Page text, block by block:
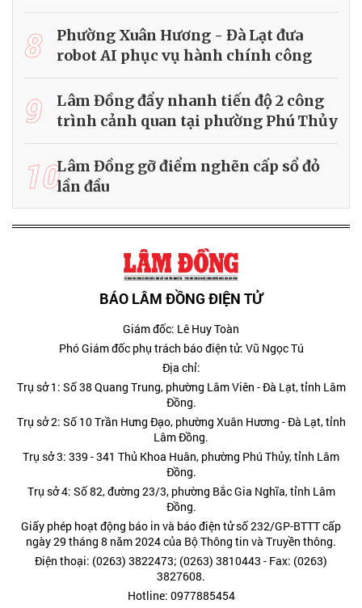
8
Phường Xuân Hương - Đà Lạt đưa
robot AI phục vụ hành chính công
9
Lâm Đồng đẩy nhanh tiến độ 2 công
trình cảnh quan tại phường Phú Thủy
10Lâm Đồng gỡ điểm nghẽn cấp sổ đỏ
lần đầu
BÁO LÂM ĐỒNG ĐIỆN TỬ
Giám đốc: Lê Huy Toàn
Phó Giám đốc phụ trách báo điện tử: Vũ Ngọc Tú
Địa chỉ:
Trụ sở 1: Số 38 Quang Trung, phường Lâm Viên - Đà Lạt, tỉnh Lâm
Đồng.
Trụ sở 2: Số 10 Trần Hưng Đạo, phường Xuân Hương - Đà Lạt, tỉnh
Lâm Đồng.
Trụ sở 3: 339 - 341 Thủ Khoa Huân, phường Phú Thủy, tỉnh Lâm
Đồng.
Trụ sở 4: Số 82, đường 23/3, phường Bắc Gia Nghĩa, tỉnh Lâm
Đồng.
Giấy phép hoạt động báo in và báo điện tử số 232/GP-BTTT cấp
ngày 29 tháng 8 năm 2024 của Bộ Thông tin và Truyền thông.
Điện thoại: (0263) 3822473; (0263) 3810443 - Fax: (0263)
3827608.
Hotline: 0977885454